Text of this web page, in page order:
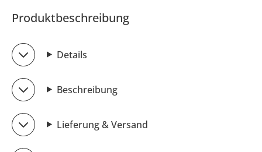
Produktbeschreibung
Details
Beschreibung
Lieferung & Versand